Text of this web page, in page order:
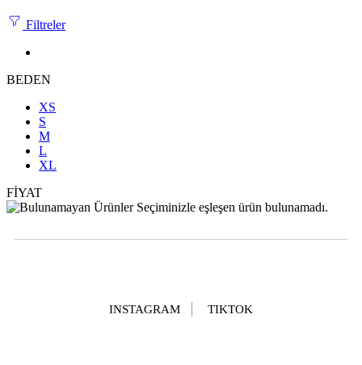
Filtreler
BEDEN
XS
S
M
L
XL
FİYAT
Seçiminizle eşleşen ürün bulunamadı.
INSTAGRAM TIKTOK